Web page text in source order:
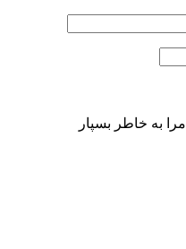
مرا به خاطر بسپار